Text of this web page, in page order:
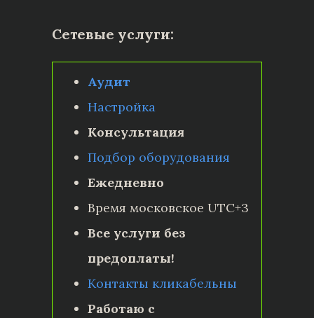
Сетевые услуги:
Аудит
Настройка
Консультация
Подбор оборудования
Ежедневно
Время московское UTC+3
Все услуги без
предоплаты!
Контакты кликабельны
Работаю с